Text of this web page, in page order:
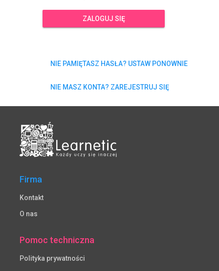
ZALOGUJ SIĘ
NIE PAMIĘTASZ HASŁA? USTAW PONOWNIE
NIE MASZ KONTA? ZAREJESTRUJ SIĘ
Firma
Kontakt
O nas
Pomoc techniczna
Polityka prywatności